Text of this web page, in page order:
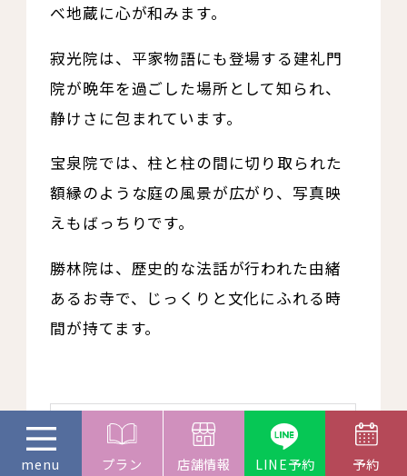
べ地蔵に心が和みます。
寂光院は、平家物語にも登場する建礼門
院が晩年を過ごした場所として知られ、
静けさに包まれています。
宝泉院では、柱と柱の間に切り取られた
額縁のような庭の風景が広がり、写真映
えもばっちりです。
勝林院は、歴史的な法話が行われた由緒
あるお寺で、じっくりと文化にふれる時
間が持てます。
プラン 店舗情報 LINE予約 予約